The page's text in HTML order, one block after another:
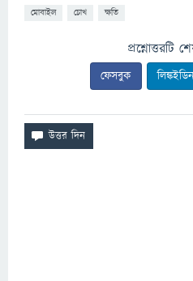
মোবাইল চোখ ক্ষতি
প্রশ্নোত্তরটি
ফেসবুক লিঙ্কইডিন